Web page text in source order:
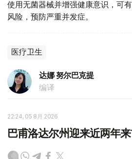
使用无菌器械并增强健康意识，可
风险，预防严重并发症。
医疗卫生
达娜 努尔巴克提
编译
22:24, 05 8月 2026
巴甫洛达尔州迎来近两年